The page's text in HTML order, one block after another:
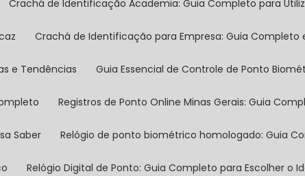
Crachá de Identificação Academia: Guia Completo para
Crachá de Identificação para Empresa: Guia Completo
e Tendências Guia Essencial de Controle de Ponto
Registros de Ponto Online Minas Gerais: Guia
Saber Relógio de ponto biométrico homologado: Guia
Relógio Digital de Ponto: Guia Completo para Escolher o